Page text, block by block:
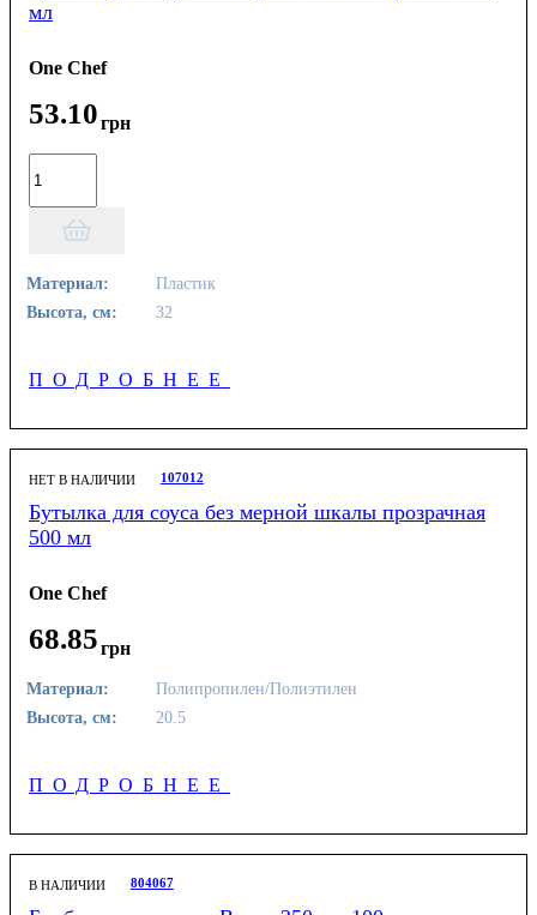
мл
One Chef
53.10грн
Материал:
Пластик
Высота, см:
32
ПОДРОБНЕЕ
НЕТ В НАЛИЧИИ 107012
Бутылка для соуса без мерной шкалы прозрачная
500 мл
One Chef
68.85грн
Материал:
Полипропилен/Полиэтилен
Высота, см:
20.5
ПОДРОБНЕЕ
В НАЛИЧИИ 804067